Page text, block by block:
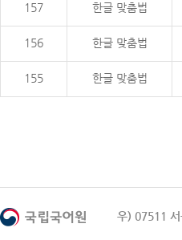
157 한글 맞춤법
156 한글 맞춤법
155 한글 맞춤법
우) 07511 서